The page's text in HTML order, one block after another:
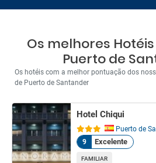
Os melhores
Puerto de
Os hotéis com a melhor pontuação dos
de Puerto de Santander
Hotel Chiqui
Puerto de
9
Excelente
FAMILIAR